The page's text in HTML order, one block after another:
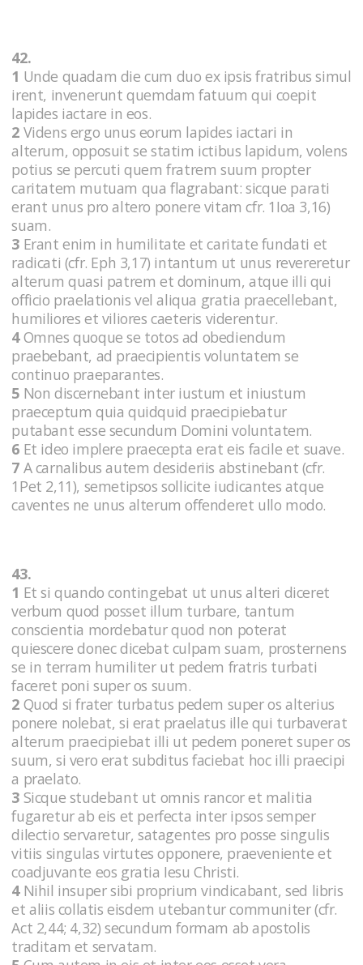
42.
1 Unde quadam die cum duo ex ipsis fratribus simul
irent, invenerunt quemdam fatuum qui coepit
lapides iactare in eos.
2 Videns ergo unus eorum lapides iactari in
alterum, opposuit se statim ictibus lapidum, volens
potius se percuti quem fratrem suum propter
caritatem mutuam qua flagrabant: sicque parati
erant unus pro altero ponere vitam cfr. 1Ioa 3,16)
suam.
3 Erant enim in humilitate et caritate fundati et
radicati (cfr. Eph 3,17) intantum ut unus revereretur
alterum quasi patrem et dominum, atque illi qui
officio praelationis vel aliqua gratia praecellebant,
humiliores et viliores caeteris viderentur.
4Omnes quoque se totos ad obediendum
praebebant, ad praecipientis voluntatem se
continuo praeparantes.
5 Non discernebant inter iustum et iniustum
praeceptum quia quidquid praecipiebatur
putabant esse secundum Domini voluntatem.
6 Et ideo implere praecepta erat eis facile et suave.
7 A carnalibus autem desideriis abstinebant (cfr.
1Pet 2,11), semetipsos sollicite iudicantes atque
caventes ne unus alterum offenderet ullo modo.
43.
1 Et si quando contingebat ut unus alteri diceret
verbum quod posset illum turbare, tantum
conscientia mordebatur quod non poterat
quiescere donec dicebat culpam suam, prosternens
se in terram humiliter ut pedem fratris turbati
faceret poni super os suum.
2 Quod si frater turbatus pedem super os alterius
ponere nolebat, si erat praelatus ille qui turbaverat
alterum praecipiebat illi ut pedem poneret super os
suum, si vero erat subditus faciebat hoc illi praecipi
a praelato.
3 Sicque studebant ut omnis rancor et malitia
fugaretur ab eis et perfecta inter ipsos semper
dilectio servaretur, satagentes pro posse singulis
vitiis singulas virtutes opponere, praeveniente et
coadjuvante eos gratia Iesu Christi.
4Nihil insuper sibi proprium vindicabant, sed libris
et aliis collatis eisdem utebantur communiter (cfr.
Act 2,44; 4,32) secundum formam ab apostolis
traditam et servatam.